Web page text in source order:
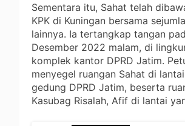
Sementara itu, Sahat telah
KPK di Kuningan bersama
lainnya. Ia tertangkap tangan
Desember 2022 malam, di
komplek kantor DPRD Jatim.
menyegel ruangan Sahat di
gedung DPRD Jatim, beserta
Kasubag Risalah, Afif di lantai